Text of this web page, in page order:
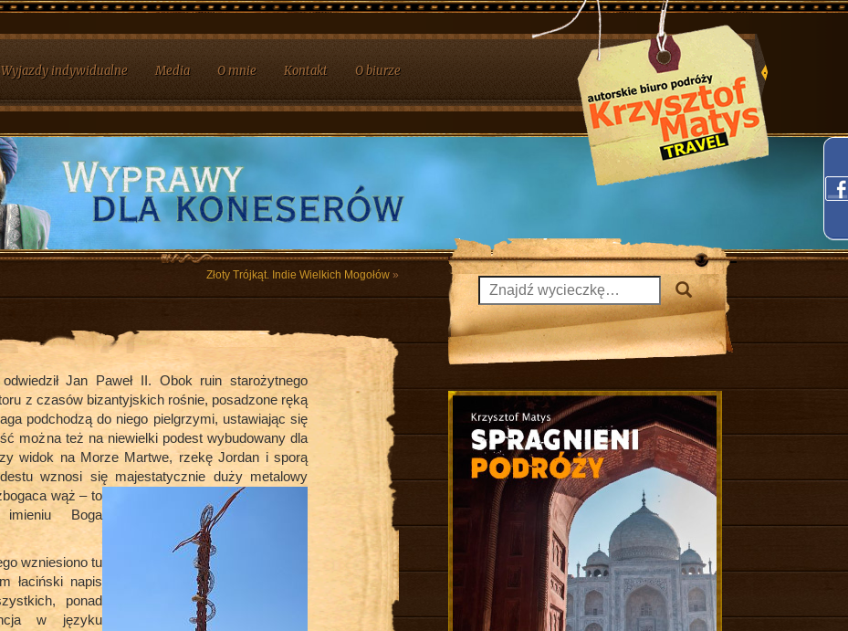
Wyjazdy indywidualne Media O mnie Kontakt O biurze
Złoty Trójkąt. Indie Wielkich Mogołów »
Jan Paweł II. Obok ruin starożytnego
z czasów bizantyjskich rośnie, posadzone ręką
podchodzą do niego pielgrzymi, ustawiając się
można też na niewielki podest wybudowany dla
widok na Morze Martwe, rzekę Jordan i sporą
wznosi się majestatycznie duży metalowy
wąż – to
Boga
wzniesiono tu
łaciński napis
ponad
w języku